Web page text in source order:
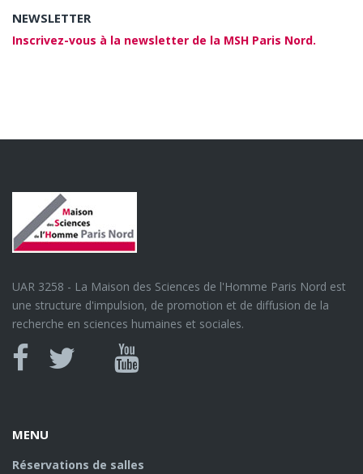
NEWSLETTER
Inscrivez-vous à la newsletter de la MSH Paris Nord.
UAR 3258 - La Maison des Sciences de l'Homme Paris Nord est
une structure d'impulsion, de promotion et de diffusion de la
recherche en sciences humaines et sociales.
Canal
MENU
Réservations de salles